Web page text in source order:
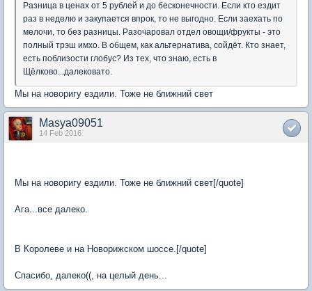
Разница в ценах от 5 рублей и до бесконечности. Если кто ездит
раз в неделю и закупается впрок, то не выгодно. Если заехать по
мелочи, то без разницы. Разочаровал отдел овощи/фрукты - это
полный трэш имхо. В общем, как альтернатива, сойдёт. Кто знает,
есть поблизости глобус? Из тех, что знаю, есть в
Щёлково...далековато.
Мы на новоригу ездили. Тоже не ближний свет
Masya09051
14 Feb 2016
Мы на новоригу ездили. Тоже не ближний свет[/quote]
Ага...все далеко.
В Королеве и на Новорижском шоссе.[/quote]
Спасибо, далеко((, на целый день...